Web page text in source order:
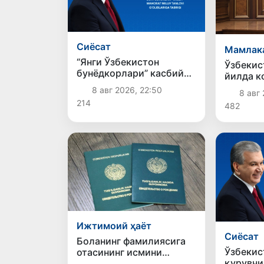
Сиёсат
“Янги Ўзбекистон
бунёдкорлари” касбий
маҳорат миллий
танлови ғолибларига
8 авг 2026, 22:50
214
йилда
нафар
8 авг
482
Ижтимоий ҳаёт
Боланинг фамилиясига
отасининг исмини
Сиёсат